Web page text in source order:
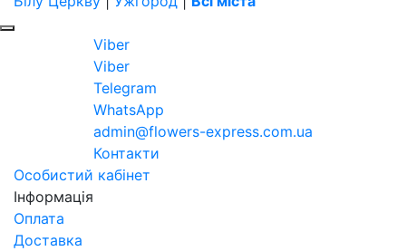
Viber
Viber
Telegram
WhatsApp
admin@flowers-express.com.ua
Контакти
Особистий кабінет
Інформація
Оплата
Доставка